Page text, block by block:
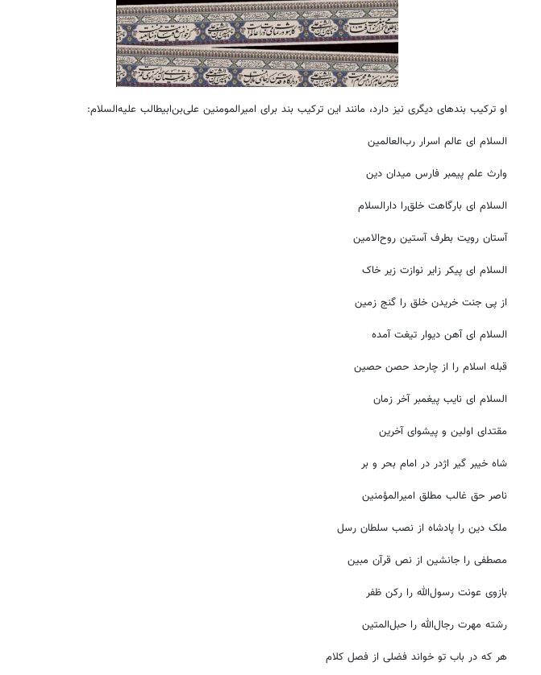
او ترکیب بندهای دیگری نیز دارد، مانند این ترکیب بند برای امیرالمومنین علی‌بن‌ابیطالب علیه‌السلام:
السلام ای عالم اسرار رب‌العالمین
وارث علم پیمبر فارس میدان دین
السلام ای بارگاهت خلق‌را دارالسلام
آستان رویت بطرف آستین روح‌الامین
السلام ای پیکر زایر نوازت زیر خاک
از پی جنت خریدن خلق را گنج زمین
السلام ای آهن دیوار تیغت آمده
قبله اسلام را از چارحد حصن حصین
السلام ای نایب پیغمبر آخر زمان
مقتدای اولین و پیشوای آخرین
شاه خیبر گیر اژدر در امام بحر و بر
ناصر حق غالب مطلق امیرالمؤمنین
ملک دین را پادشاه از نصب سلطان رسل
مصطفی را جانشین از نص قرآن مبین
بازوی عونت رسول‌الله را رکن ظفر
رشته مهرت رجال‌الله را حبل‌المتین
هر که در باب تو خواند فضلی از فصل کلام